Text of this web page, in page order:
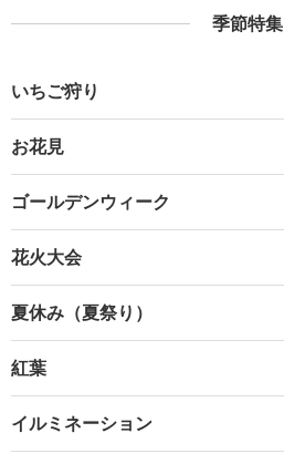
季節特集
いちご狩り
お花見
ゴールデンウィーク
花火大会
夏休み（夏祭り）
紅葉
イルミネーション